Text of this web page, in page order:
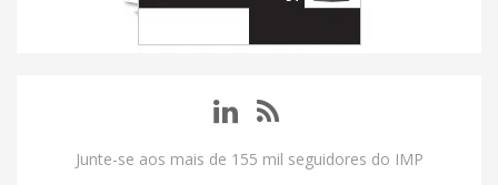
Junte-se aos mais de 155 mil seguidores do IMP